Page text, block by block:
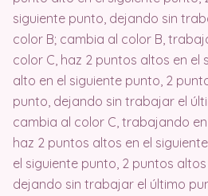
siguiente punto, dejando sin
color B; cambia al color B,
color C, haz 2 puntos altos en el
alto en el siguiente punto, 2
punto, dejando sin trabajar el
cambia al color C, trabajando
haz 2 puntos altos en el
el siguiente punto, 2 puntos
dejando sin trabajar el último